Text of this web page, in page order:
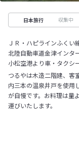
日本旅行 収集中
ＪＲ・ハピラインふくい
北陸自動車道金津インタ
小松空港より車・タクシ
つるやは木造二階建、客
内三本の温泉井戸を使用
が自慢です。お料理は量
運びいたします。